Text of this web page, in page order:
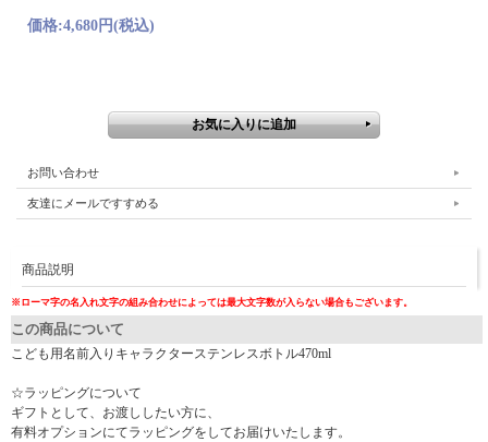
価格:4,680円(税込)
お問い合わせ
友達にメールですすめる
商品説明
※ローマ字の名入れ文字の組み合わせによっては最大文字数が入らない場合もございます。
この商品について
こども用名前入りキャラクターステンレスボトル470ml
☆ラッピングについて
ギフトとして、お渡ししたい方に、
有料オプションにてラッピングをしてお届けいたします。